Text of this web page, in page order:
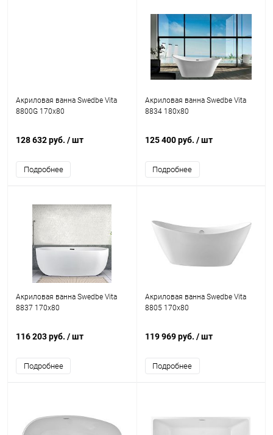
Акриловая ванна Swedbe Vita
8800G 170x80
128 632 руб. / шт
Подробнее
Акриловая ванна Swedbe Vita
8834 180x80
125 400 руб. / шт
Подробнее
Акриловая ванна Swedbe Vita
8837 170x80
116 203 руб. / шт
Подробнее
Акриловая ванна Swedbe Vita
8805 170x80
119 969 руб. / шт
Подробнее